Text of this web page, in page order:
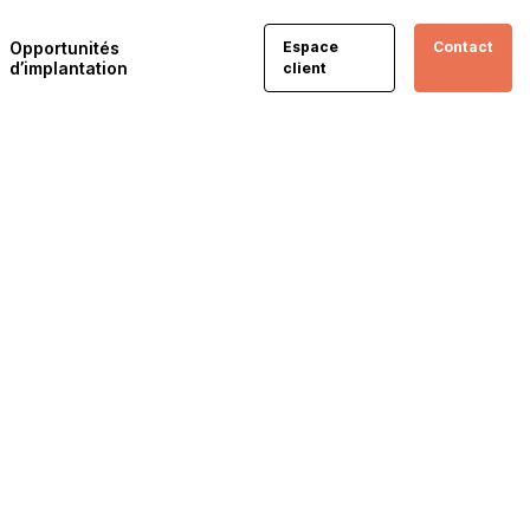
Opportunités
d’implantation
Espace
client
Contact